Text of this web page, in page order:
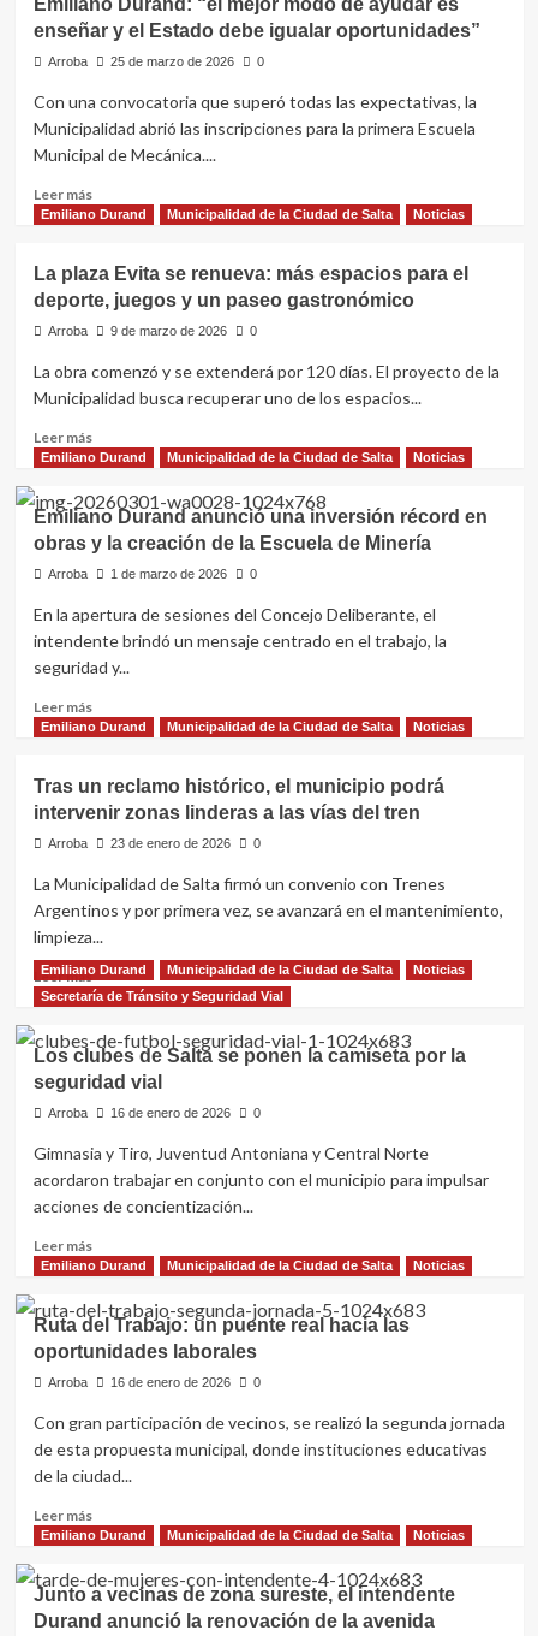
Santa
de
transporte:
choferes
sin
restricciones
en
el
área
Emiliano Durand: “el mejor modo de ayudar es
enseñar y el Estado debe igualar oportunidades”
Arroba 25 de marzo de 2026 0
Con una convocatoria que superó todas las expectativas, la
Municipalidad abrió las inscripciones para la primera Escuela
Municipal de Mecánica....
Leer másLeer
más
Durand:
“el
mejor
de
ayudar
enseñar
y
Estado
debe
igualar
oportunidades”
Emiliano Durand Municipalidad de la Ciudad de Salta Noticias
La plaza Evita se renueva: más espacios para el
deporte, juegos y un paseo gastronómico
Arroba 9 de marzo de 2026 0
La obra comenzó y se extenderá por 120 días. El proyecto de la
Municipalidad busca recuperar uno de los espacios...
Leer másLeer
más
La
plaza
Evita
se
más
espacios
para
deporte,
juegos
gastronómico
Emiliano Durand Municipalidad de la Ciudad de Salta Noticias
Emiliano Durand anunció una inversión récord en
obras y la creación de la Escuela de Minería
Arroba 1 de marzo de 2026 0
En la apertura de sesiones del Concejo Deliberante, el
intendente brindó un mensaje centrado en el trabajo, la
seguridad y...
Leer másLeer
más
Durand
anunció
una
récord
en
obras
la
creación
la
de
Minería
Emiliano Durand Municipalidad de la Ciudad de Salta Noticias
Tras un reclamo histórico, el municipio podrá
intervenir zonas linderas a las vías del tren
Arroba 23 de enero de 2026 0
La Municipalidad de Salta firmó un convenio con Trenes
Argentinos y por primera vez, se avanzará en el mantenimiento,
limpieza...
Leer másLeer
más
Tras
un
reclamo
histórico,
municipio
podrá
intervenir
linderas
a
vías
tren
Emiliano Durand Municipalidad de la Ciudad de Salta
Noticias
Secretaría de Tránsito y Seguridad Vial
Los clubes de Salta se ponen la camiseta por la
seguridad vial
Arroba 16 de enero de 2026 0
Gimnasia y Tiro, Juventud Antoniana y Central Norte
acordaron trabajar en conjunto con el municipio para impulsar
acciones de concientización...
Leer másLeer
más
Los
clubes
de
Salta
ponen
la
camiseta
la
seguridad
Emiliano Durand Municipalidad de la Ciudad de Salta Noticias
Ruta del Trabajo: un puente real hacia las
oportunidades laborales
Arroba 16 de enero de 2026 0
Con gran participación de vecinos, se realizó la segunda jornada
de esta propuesta municipal, donde instituciones educativas
de la ciudad...
Leer másLeer
más
Ruta
del
Trabajo:
Emiliano Durand Municipalidad de la Ciudad de Salta Noticias
Junto a vecinas de zona sureste, el intendente
Durand anunció la renovación de la avenida